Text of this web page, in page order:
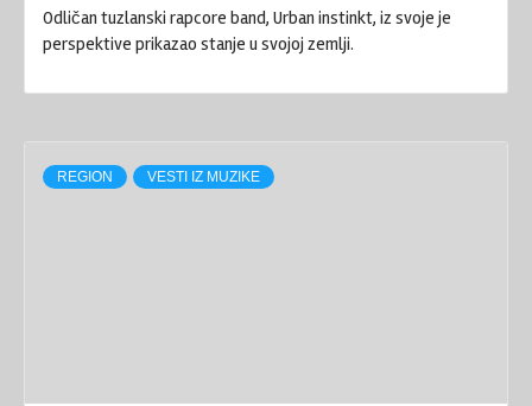
Odličan tuzlanski rapcore band, Urban instinkt, iz svoje je
perspektive prikazao stanje u svojoj zemlji.
REGION VESTI IZ MUZIKE